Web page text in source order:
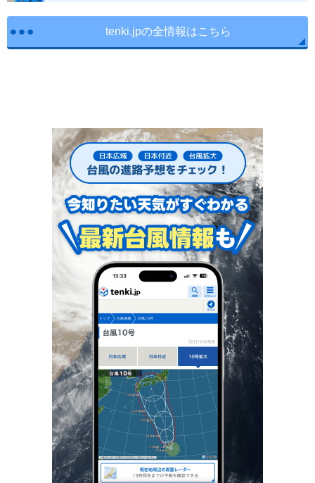
tenki.jpの全情報はこちら